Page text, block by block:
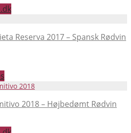
Reserva 2017 – Spansk Rødvin
2018 – Højbedømt Rødvin